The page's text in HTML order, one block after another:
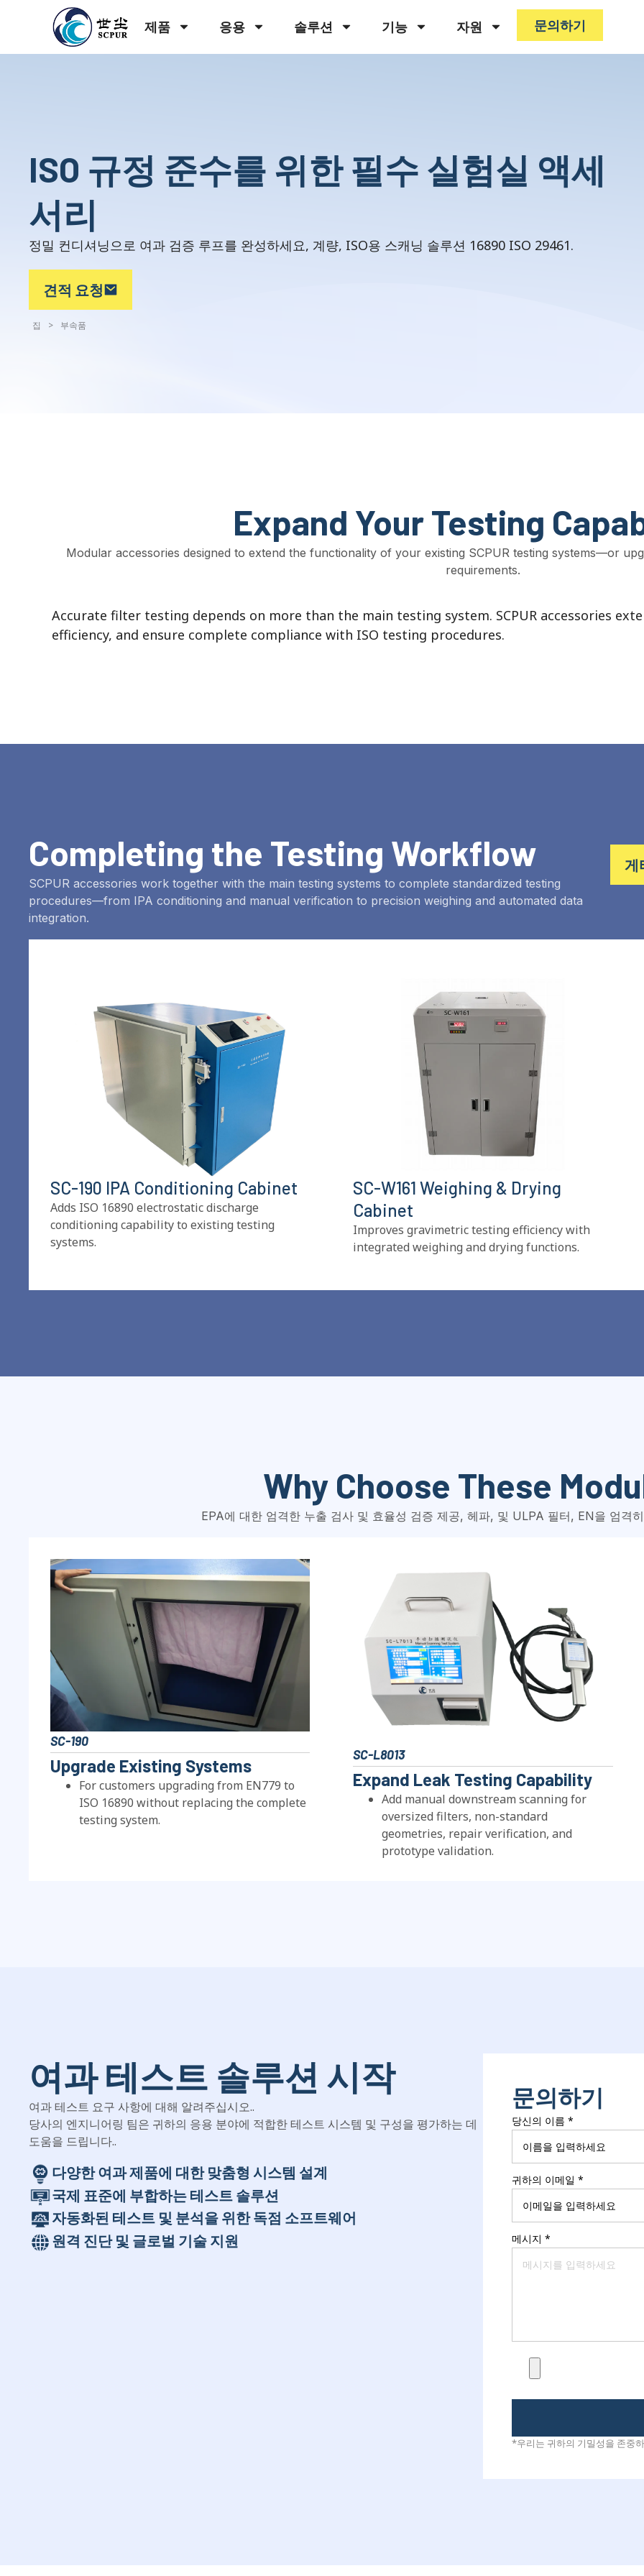
제품 응용 솔루션 기능 자원 문의하기
ISO 규정 준수를 위한 필수 실험실 액세
서리
정밀 컨디셔닝으로 여과 검증 루프를 완성하세요, 계량, ISO용 스캐닝 솔루션 16890 ISO 29461.
견적 요청
집 > 부속품
Expand Your Testing
Modular accessories designed to extend the functionality of your existing SCPUR testing systems—or
requirements.
Accurate filter testing depends on more than the main testing system. SCPUR accessories
efficiency, and ensure complete compliance with ISO testing procedures.
Completing the Testing Workflow
SCPUR accessories work together with the main testing systems to complete standardized testing
procedures—from IPA conditioning and manual verification to precision weighing and automated data
integration.
게
SC-190 IPA Conditioning Cabinet
Adds ISO 16890 electrostatic discharge
conditioning capability to existing testing
systems.
SC-W161 Weighing & Drying
Cabinet
Improves gravimetric testing efficiency with
integrated weighing and drying functions.
Why Choose These
EPA에 대한 엄격한 누출 검사 및 효율성 검증 제공, 헤파, 및 ULPA 필터, EN을 엄격
SC-190
Upgrade Existing Systems
For customers upgrading from EN779 to
ISO 16890 without replacing the complete
testing system.
SC-L8013
Expand Leak Testing Capability
Add manual downstream scanning for
oversized filters, non-standard
geometries, repair verification,and
prototype validation.
여과 테스트 솔루션 시작
여과 테스트 요구 사항에 대해 알려주십시오..
당사의 엔지니어링 팀은 귀하의 응용 분야에 적합한 테스트 시스템 및 구성을 평가하는 데
도움을 드립니다..
다양한 여과 제품에 대한 맞춤형 시스템 설계
국제 표준에 부합하는 테스트 솔루션
자동화된 테스트 및 분석을 위한 독점 소프트웨어
원격 진단 및 글로벌 기술 지원
문의하기
당신의 이름 *
귀하의 이메일 *
메시지 *
*우리는 귀하의 기밀성을 존중